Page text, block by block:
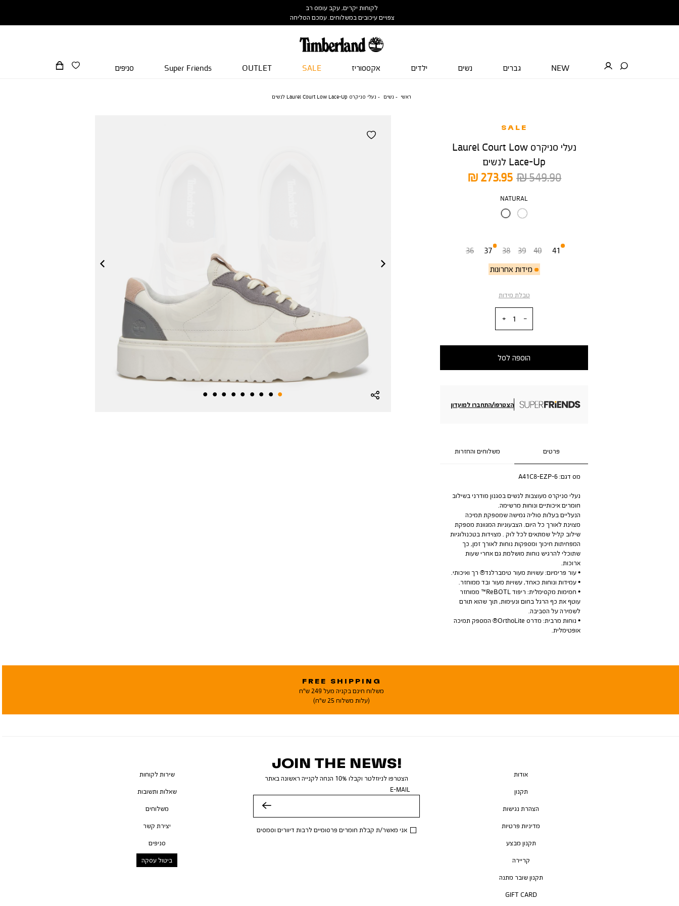
לקוחות יקרים, עקב עומס רב
צפויים עיכובים במשלוחים. עמכם הסליחה
NEW גברים נשים ילדים אקססוריז SALE
OUTLET
Super Friends סניפים
ראשי נשים נעלי סניקרס Laurel Court Low Lace-Up לנשים
SALE
נעלי סניקרס Laurel Court Low
Lace-Up לנשים
מחיר
מוצר
273.95 ₪
מחיר
549.90 ₪
צבע
NATURAL
36
37
מידות אחרונות
38 39 40 41
טבלת מידות
הוספה לסל
הצטרפו/התחברו למועדון
פרטים משלוחים והחזרות
מס דגם:A41C8-EZP-6
נעלי סניקרס מעוצבות לנשים בסגנון מודרני בשילוב
חומרים איכותיים ונוחות מרשימה.
הנעליים בעלות סוליה גמישה שמספקת תמיכה
מצוינת לאורך כל היום. הצבעוניות המגוונת מספקת
שילוב קליל שמתאים לכל לוק . מצוידות בטכנולוגיות
המפחיתות חיכוך ומספקות נוחות לאורך זמן, כך
שתוכלי להרגיש נוחות מושלמת גם אחרי שעות
ארוכות.
• עור פרימיום: עשויות מעור טימברלנד® רך ואיכותי.
• עמידות ונוחות כאחד, עשויות מעור ובד ממוחזר.
• חמימות מקסימלית: ריפוד ReBOTL™ ממוחזר
עוטף את כף הרגל בחום ונעימות, תוך שהוא תורם
לשמירה על הסביבה.
• נוחות מרבית: מדרס OrthoLite® המספק תמיכה
אופטימלית.
FREE SHIPPING
משלוח חינם בקניה מעל 249 ש"ח
(עלות משלוח 25 ש"ח)
JOIN THE NEWS!
הצטרפו לניוזלטר וקבלו 10% הנחה לקנייה ראשונה באתר
E-MAIL
אני מאשר/ת קבלת חומרים פרסומיים לרבות דיוורים וסמסים
אודות
תקנון
הצהרת נגישות
מדיניות פרטיות
תקנון מבצע
קריירה
תקנון שובר מתנה
GIFT CARD
שירות לקוחות
שאלות ותשובות
משלוחים
יצירת קשר
סניפים
ביטול עסקה